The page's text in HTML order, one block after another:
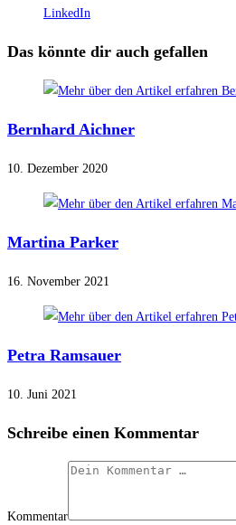
LinkedIn
Das könnte dir auch gefallen
Bernhard Aichner
10. Dezember 2020
Martina Parker
16. November 2021
Petra Ramsauer
10. Juni 2021
Schreibe einen Kommentar
Kommentar